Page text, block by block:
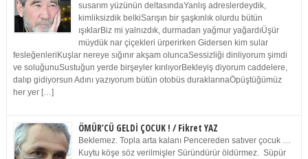
susarım yüzünün deltasındaYanlış adreslerdeydik,
kimliksizdik belkiSarışın bir şaşkınlık olurdu bütün
ışıklarBiz mi yalnızdık, durmadan yağmur yağardıÜşür
müydük nar çiçekleri ürperirken Gidersen kim sular
fesleğenleriKuşlar nereye sığınır akşam oluncaSessizliği dinliyorum şimdi
ve soluğunuSustuğun yerde birşeyler kırılıyorBekleyiş diyorum caddelere,
dalıp gidiyorsun Adını yazıyorum bütün otobüs duraklarınaÖpüştüğümüz
her yer […]
ÖMÜR’CÜ GELDİ ÇOCUK ! / Fikret YAZ
Beklemez. Topla arta kalanı Pencereden satıver çocuk …
Kuytu köşe söz verilmişler Süründürür öldürmez. Süpür